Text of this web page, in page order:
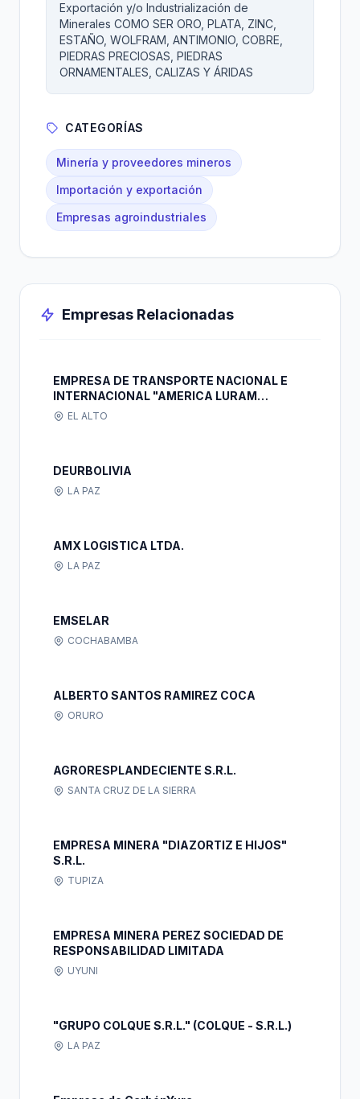
Exportación y/o Industrialización de
Minerales COMO SER ORO, PLATA, ZINC,
ESTAÑO, WOLFRAM, ANTIMONIO, COBRE,
PIEDRAS PRECIOSAS, PIEDRAS
ORNAMENTALES, CALIZAS Y ÁRIDAS
CATEGORÍAS
Minería y proveedores mineros
Importación y exportación
Empresas agroindustriales
Empresas Relacionadas
EMPRESA DE TRANSPORTE NACIONAL E
INTERNACIONAL "AMERICA LURAM
TRUCK'S S.R.L."
EL ALTO
DEURBOLIVIA
LA PAZ
AMX LOGISTICA LTDA.
LA PAZ
EMSELAR
COCHABAMBA
ALBERTO SANTOS RAMIREZ COCA
ORURO
AGRORESPLANDECIENTE S.R.L.
SANTA CRUZ DE LA SIERRA
EMPRESA MINERA "DIAZORTIZ E HIJOS"
S.R.L.
TUPIZA
EMPRESA MINERA PEREZ SOCIEDAD DE
RESPONSABILIDAD LIMITADA
UYUNI
"GRUPO COLQUE S.R.L." (COLQUE - S.R.L.)
LA PAZ